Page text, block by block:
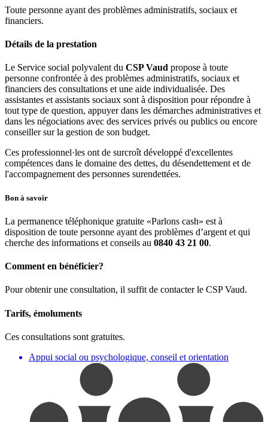
Toute personne ayant des problèmes administratifs, sociaux et
financiers.
Détails de la prestation
Le Service social polyvalent du CSP Vaud propose à toute
personne confrontée à des problèmes administratifs, sociaux et
financiers des consultations et une aide individualisée. Des
assistantes et assistants sociaux sont à disposition pour répondre à
tout type de question, appuyer dans les démarches administratives et
dans les négociations avec des services privés ou publics ou encore
conseiller sur la gestion de son budget.
Ces professionnel·les ont de surcroît développé d'excellentes
compétences dans le domaine des dettes, du désendettement et de
l'accompagnement des personnes surendettées.
Bon à savoir
La permanence téléphonique gratuite «Parlons cash» est à
disposition de toute personne ayant des problèmes d’argent et qui
cherche des informations et conseils au 0840 43 21 00.
Comment en bénéficier?
Pour obtenir une consultation, il suffit de contacter le CSP Vaud.
Tarifs, émoluments
Ces consultations sont gratuites.
Appui social ou psychologique, conseil et orientation